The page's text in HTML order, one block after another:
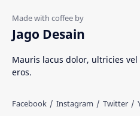
Rumah Adat
Tarian Tradisional
Web freelancer
Jago Desain
Mauris lacus dolor, ultricies vel
eros.